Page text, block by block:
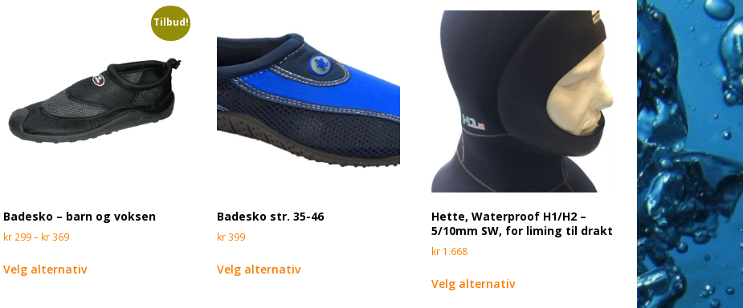
Tilbud!
Badesko – barn og voksen
kr 299– kr369
Velg alternativ
Badesko str. 35-46
kr399
Velg alternativ
Hette, Waterproof H1/H2 –
5/10mm SW, for liming til drakt
kr1.668
Velg alternativ